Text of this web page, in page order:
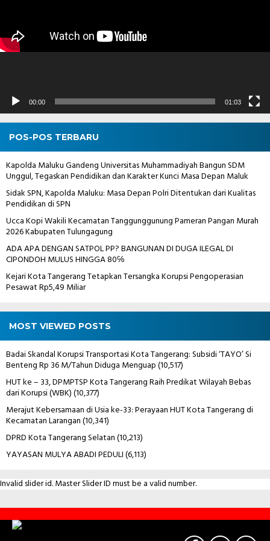
00:00 01:03
POS-POS TERBARU
Kapolda Maluku Gandeng Universitas Muhammadiyah Bangun SDM
Unggul, Tegaskan Pendidikan dan Karakter Kunci Masa Depan Maluk
Sidak SPN, Kapolda Maluku: Masa Depan Polri Ditentukan dari Kualitas
Pendidikan di SPN
Ucca Kopi Wakili Kecamatan Tanggunggunung Pameran Pangan Murah
2026 Kabupaten Tulungagung
ADA APA DENGAN SATPOL PP? BANGUNAN DI DUGA ILEGAL DI
CIPONDOH MULUS HINGGA 80℅
Kejari Kota Tangerang Tetapkan Tersangka Korupsi Pengoperasian
Pesawat Rp5,49 Miliar
MOST VIEWED POSTS
Badai Skandal Korupsi Transportasi Kota Tangerang: Subsidi ‘TAYO’ Si
Benteng Rp 36 M/Tahun Diduga Menguap(10,517)
HUT ke – 33, DPMPTSP Kota Tangerang Raih Predikat Wilayah Bebas
dari Korupsi (WBK)(10,377)
Merajut Kebersamaan di Usia ke-33: Perayaan HUT Kota Tangerang di
Kecamatan Larangan(10,341)
DPRD Kota Tangerang Selatan(10,213)
YAYASAN MULYA ABADI PEDULI(6,113)
Invalid slider id. Master Slider ID must be a valid number.
Contact
Us